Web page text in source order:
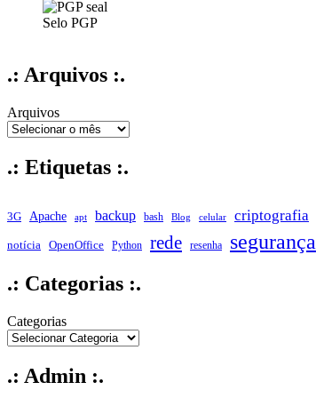
Selo PGP
.: Arquivos :.
Arquivos
.: Etiquetas :.
3G Apache apt backup bash Blog celular criptografia
notícia OpenOffice Python rede resenha segurança
.: Categorias :.
Categorias
.: Admin :.